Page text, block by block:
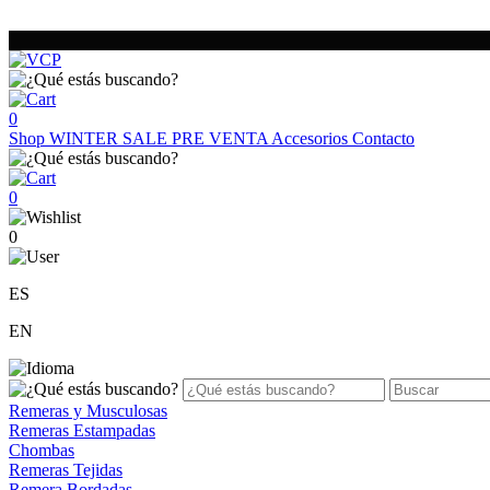
0
Shop WINTER SALE PRE VENTA Accesorios Contacto
0
0
ES
EN
Remeras y Musculosas
Remeras Estampadas
Chombas
Remeras Tejidas